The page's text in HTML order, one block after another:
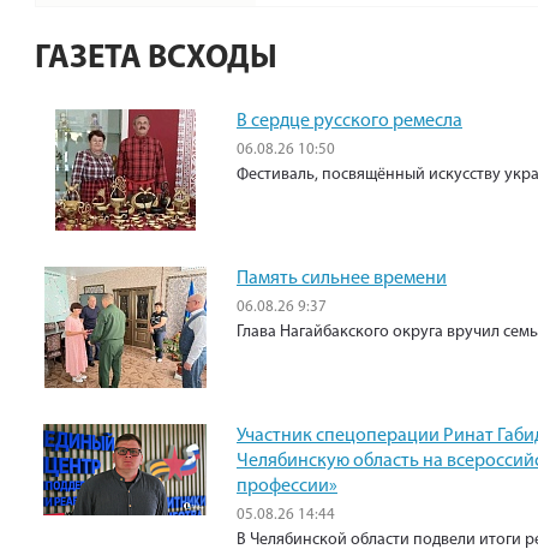
ГАЗЕТА ВСХОДЫ
В сердце русского ремесла
06.08.26 10:50
Фестиваль, посвящённый искусству
Память сильнее времени
06.08.26 9:37
Глава Нагайбакского округа вручил
Участник спецоперации Ринат
Челябинскую область на
профессии»
05.08.26 14:44
В Челябинской области подвели итоги